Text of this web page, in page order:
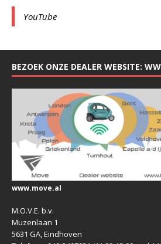
YouTube
BEZOEK ONZE DEALER WEBSITE:
www.move.al
M.O.V.E. b.v.
Muzenlaan 1
5631 GA, Eindhoven